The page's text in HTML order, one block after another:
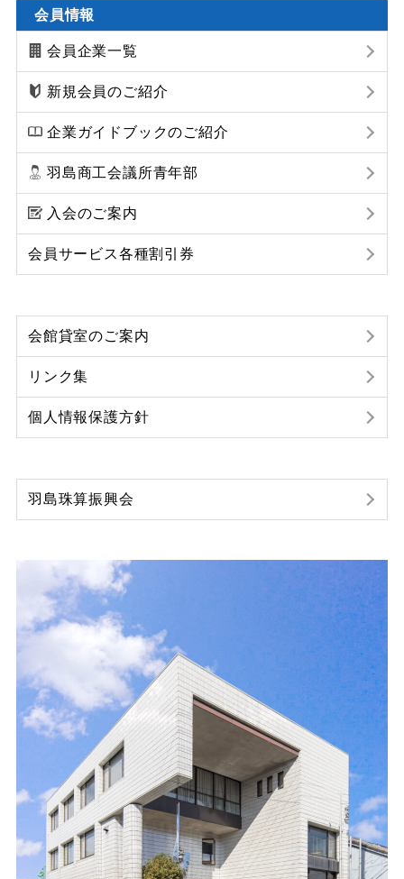
会員情報
会員企業一覧
新規会員のご紹介
企業ガイドブックのご紹介
羽島商工会議所青年部
入会のご案内
会員サービス各種割引券
会館貸室のご案内
リンク集
個人情報保護方針
羽島珠算振興会